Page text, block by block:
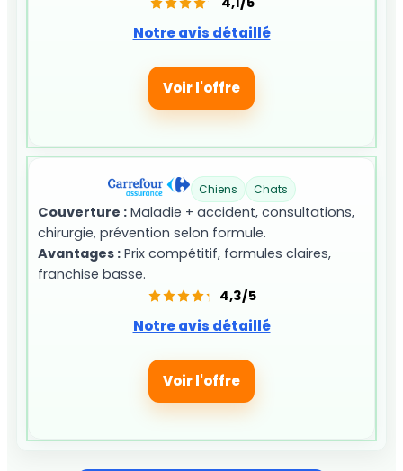
Notre avis détaillé
Voir l'offre
Chiens Chats
Couverture : Maladie + accident, consultations,
chirurgie, prévention selon formule.
Avantages : Prix compétitif, formules claires,
franchise basse.
4,3/5
Notre avis détaillé
Voir l'offre